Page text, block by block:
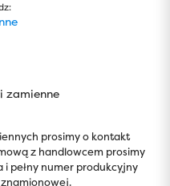
zamienne
prosimy o kontakt
z handlowcem prosimy
pełny numer produkcyjny